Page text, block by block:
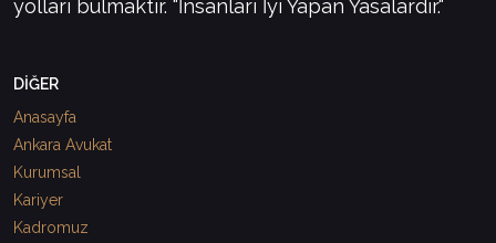
yolları bulmaktır. "İnsanları İyi Yapan Yasalardır."
DİĞER
Anasayfa
Ankara Avukat
Kurumsal
Kariyer
Kadromuz